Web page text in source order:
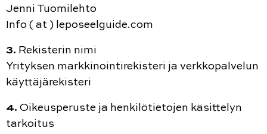
Jenni Tuomilehto
Info ( at ) leposeelguide.com
3. Rekisterin nimi
Yrityksen markkinointirekisteri ja verkkopalvelun
käyttäjärekisteri
4. Oikeusperuste ja henkilötietojen käsittelyn
tarkoitus